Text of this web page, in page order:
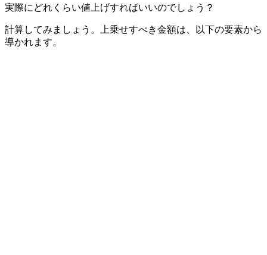
実際にどれくらい値上げすればいいのでしょう？
計算してみましょう。上乗せすべき金額は、以下の要素から
導かれます。